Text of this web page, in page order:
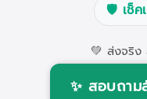
🛡️ เช็
💚 ส่งจริง
✨ สอบถาม